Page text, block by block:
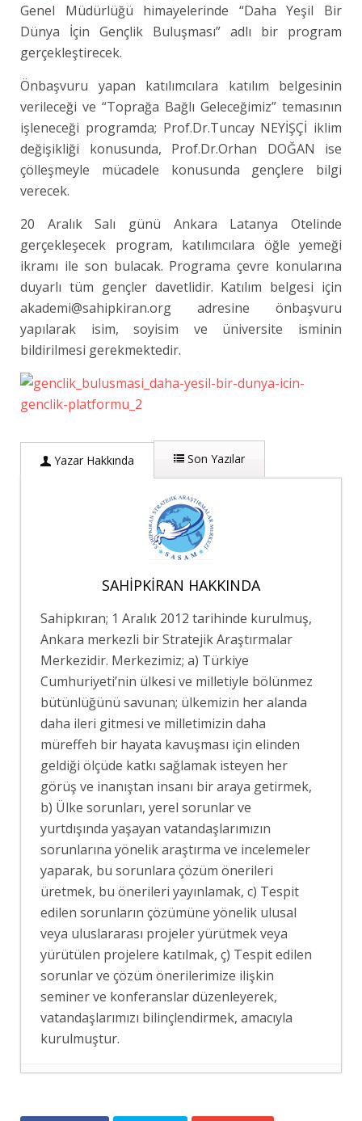
Genel Müdürlüğü himayelerinde “Daha Yeşil Bir
Dünya İçin Gençlik Buluşması” adlı bir program
gerçekleştirecek.
Önbaşvuru yapan katılımcılara katılım belgesinin
verileceği ve “Toprağa Bağlı Geleceğimiz” temasının
işleneceği programda; Prof.Dr.Tuncay NEYİŞÇİ iklim
değişikliği konusunda, Prof.Dr.Orhan DOĞAN ise
çölleşmeyle mücadele konusunda gençlere bilgi
verecek.
20 Aralık Salı günü Ankara Latanya Otelinde
gerçekleşecek program, katılımcılara öğle yemeği
ikramı ile son bulacak. Programa çevre konularına
duyarlı tüm gençler davetlidir. Katılım belgesi için
akademi@sahipkiran.org adresine önbaşvuru
yapılarak isim, soyisim ve üniversite isminin
bildirilmesi gerekmektedir.
Yazar Hakkında Son Yazılar
SAHIPKIRAN HAKKINDA
Sahipkıran; 1 Aralık 2012 tarihinde kurulmuş,
Ankara merkezli bir Stratejik Araştırmalar
Merkezidir. Merkezimiz; a) Türkiye
Cumhuriyeti’nin ülkesi ve milletiyle bölünmez
bütünlüğünü savunan; ülkemizin her alanda
daha ileri gitmesi ve milletimizin daha
müreffeh bir hayata kavuşması için elinden
geldiği ölçüde katkı sağlamak isteyen her
görüş ve inanıştan insanı bir araya getirmek,
b) Ülke sorunları, yerel sorunlar ve
yurtdışında yaşayan vatandaşlarımızın
sorunlarına yönelik araştırma ve incelemeler
yaparak, bu sorunlara çözüm önerileri
üretmek, bu önerileri yayınlamak, c) Tespit
edilen sorunların çözümüne yönelik ulusal
veya uluslararası projeler yürütmek veya
yürütülen projelere katılmak, ç) Tespit edilen
sorunlar ve çözüm önerilerimize ilişkin
seminer ve konferanslar düzenleyerek,
vatandaşlarımızı bilinçlendirmek, amacıyla
kurulmuştur.